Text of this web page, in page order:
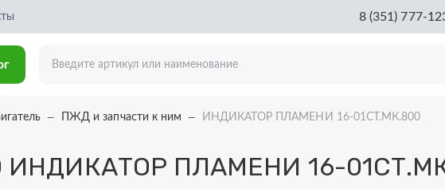
8 (351) 777-
ПЖД и запчасти к ним ИНДИКАТОР ПЛАМЕНИ 16-01СТ.МК.800
ИНДИКАТОР ПЛАМЕНИ 16-